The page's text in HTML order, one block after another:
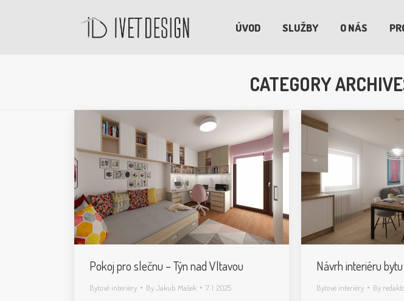
ÚVOD SLUŽBY O NÁS
CATEGORY
Pokoj pro slečnu – Týn nad Vltavou
Bytové interiéry ByJakub Mašek 7. 1. 2025
Návrh interiéru
Bytové interiéry By